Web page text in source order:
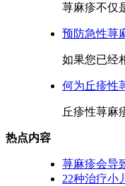
荨麻疹不仅
预防急性荨
如果您已经
何为丘疹性
丘疹性荨麻
热点内容
荨麻疹会导
22种治疗小